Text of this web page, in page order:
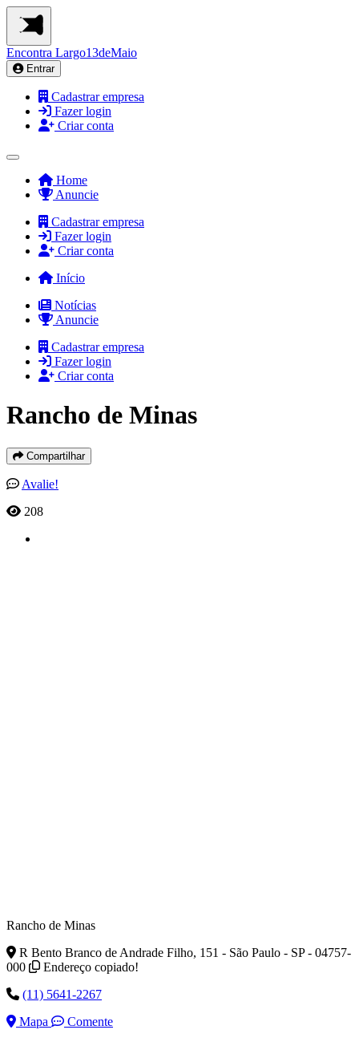
Encontra Largo13deMaio
Entrar
Cadastrar empresa
Fazer login
Criar conta
Home
Anuncie
Cadastrar empresa
Fazer login
Criar conta
Início
Notícias
Anuncie
Cadastrar empresa
Fazer login
Criar conta
Rancho de Minas
Compartilhar
Avalie!
208
Rancho de Minas
R Bento Branco de Andrade Filho, 151 - São Paulo - SP - 04757-
000
Endereço copiado!
(11) 5641-2267
Mapa
Comente